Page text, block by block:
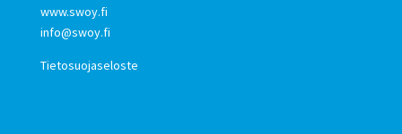
www.swoy.fi
info@swoy.fi
Tietosuojaseloste